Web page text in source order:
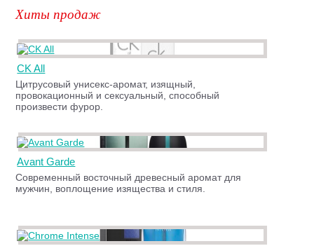
Хиты продаж
CK All
Цитрусовый унисекс-аромат, изящный,
провокационный и сексуальный, способный
произвести фурор.
Avant Garde
Современный восточный древесный аромат для
мужчин, воплощение изящества и стиля.